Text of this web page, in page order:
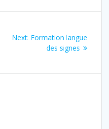
Next: Next
Formation langue
des signes